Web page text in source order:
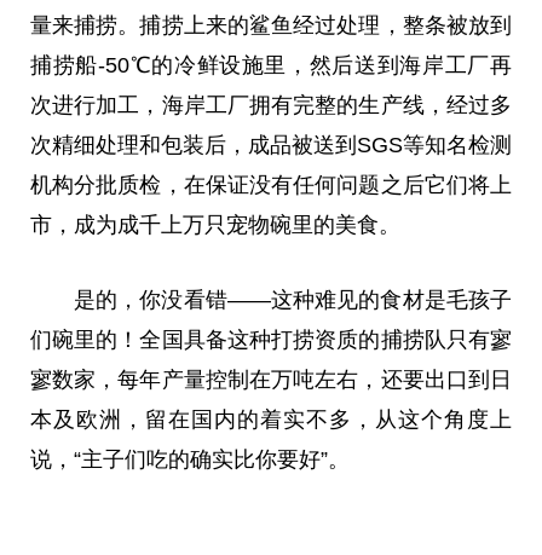
量来捕捞。捕捞上来的鲨鱼经过处理，整条被放到
捕捞船-50℃的冷鲜设施里，然后送到海岸工厂再
次进行加工，海岸工厂拥有完整的生产线，经过多
次精细处理和包装后，成品被送到SGS等知名检测
机构分批质检，在保证没有任何问题之后它们将上
市，成为成千上万只宠物碗里的美食。
是的，你没看错——这种难见的食材是毛孩子
们碗里的！全国具备这种打捞资质的捕捞队只有寥
寥数家，每年产量控制在万吨左右，还要出口到日
本及欧洲，留在国内的着实不多，从这个角度上
说，“主子们吃的确实比你要好”。